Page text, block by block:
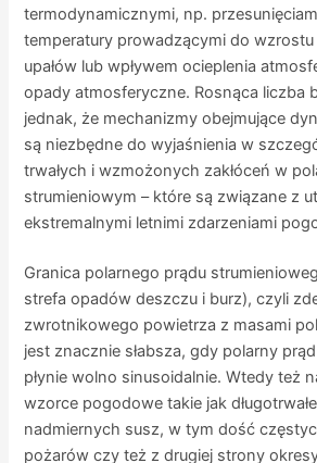
termodynamicznymi, np.
temperatury prowadzącymi do
upałów lub wpływem ocieplenia
opady atmosferyczne. Rosnąca liczba
jednak, że mechanizmy obejmujące
są niezbędne do wyjaśnienia w
trwałych i wzmożonych zakłóceń w
strumieniowym – które są związane z
ekstremalnymi letnimi zdarzeniami
Granica polarnego prądu
strefa opadów deszczu i burz), czyli
zwrotnikowego powietrza z masami
jest znacznie słabsza, gdy polarny
płynie wolno sinusoidalnie. Wtedy też
wzorce pogodowe takie jak
nadmiernych susz, w tym dość
pożarów czy też z drugiej strony